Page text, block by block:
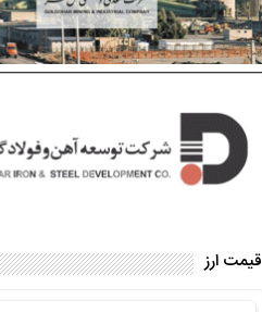
قیمت ارز